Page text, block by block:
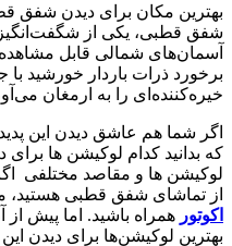
بهترین مکان برای دیدن شفق
شفق قطبی، یکی از
آسمان‌های شمالی قابل
برخورد ذرات باردار خورشید
خیره‌کننده‌ای را به ارمغان
اگر شما هم عاشق دیدن این
که بدانید کدام لوکیشن ها
لوکیشن ها و مقاصد مختلفی
از تماشای شفق قطبی هستید،
اکوتور همراه باشید. اما پیش از
بهترین لوکیشن‌ها برای دیدن این